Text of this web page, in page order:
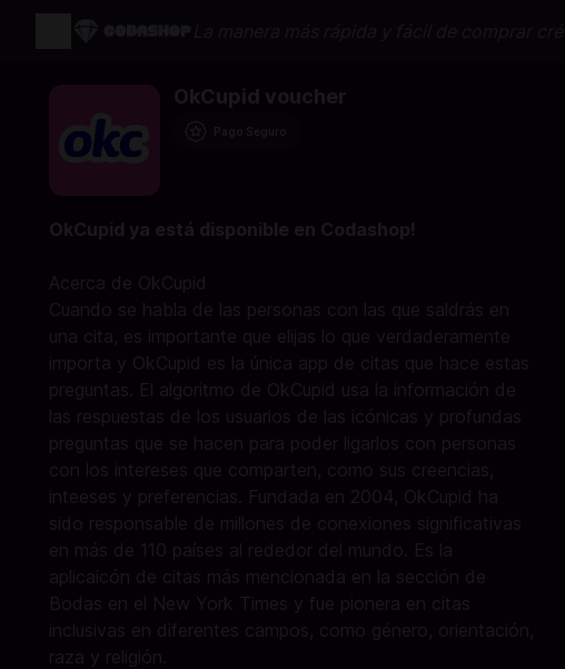
OkCupid voucher
OkCupid ya está disponible en Codashop!
Acerca de OkCupid
Cuando se habla de las personas con las que saldrás en
una cita, es importante que elijas lo que verdaderamente
importa y OkCupid es la única app de citas que hace estas
preguntas. El algoritmo de OkCupid usa la información de
las respuestas de los usuarios de las icónicas y profundas
preguntas que se hacen para poder ligarlos con personas
con los intereses que comparten, como sus creencias,
inteeses y preferencias. Fundada en 2004, OkCupid ha
sido responsable de millones de conexiones significativas
en más de 110 países al rededor del mundo. Es la
aplicaicón de citas más mencionada en la sección de
Bodas en el New York Times y fue pionera en citas
inclusivas en diferentes campos, como género, orientación,
raza y religión.